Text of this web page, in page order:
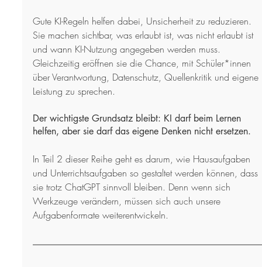
Gute KI-Regeln helfen dabei, Unsicherheit zu reduzieren.
Sie machen sichtbar, was erlaubt ist, was nicht erlaubt ist
und wann KI-Nutzung angegeben werden muss.
Gleichzeitig eröffnen sie die Chance, mit Schüler*innen
über Verantwortung, Datenschutz, Quellenkritik und eigene
Leistung zu sprechen.
Der wichtigste Grundsatz bleibt: KI darf beim Lernen
helfen, aber sie darf das eigene Denken nicht ersetzen.
In Teil 2 dieser Reihe geht es darum, wie Hausaufgaben
und Unterrichtsaufgaben so gestaltet werden können, dass
sie trotz ChatGPT sinnvoll bleiben. Denn wenn sich
Werkzeuge verändern, müssen sich auch unsere
Aufgabenformate weiterentwickeln.